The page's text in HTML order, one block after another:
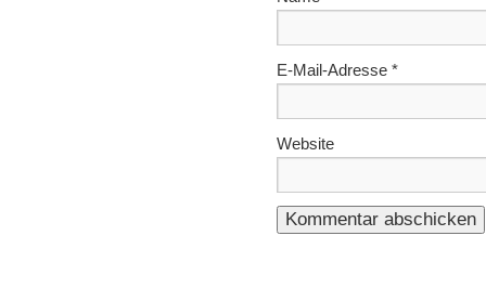
E-Mail-Adresse *
Website